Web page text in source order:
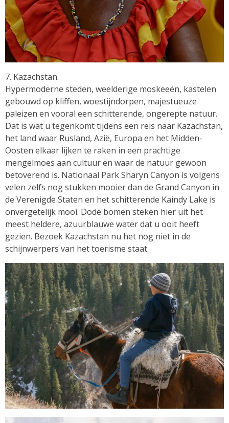
7. Kazachstan.
Hypermoderne steden, weelderige moskeeën, kastelen
gebouwd op kliffen, woestijndorpen, majestueuze
paleizen en vooral een schitterende, ongerepte natuur.
Dat is wat u tegenkomt tijdens een reis naar Kazachstan,
het land waar Rusland, Azië, Europa en het Midden-
Oosten elkaar lijken te raken in een prachtige
mengelmoes aan cultuur en waar de natuur gewoon
betoverend is. Nationaal Park Sharyn Canyon is volgens
velen zelfs nog stukken mooier dan de Grand Canyon in
de Verenigde Staten en het schitterende Kaindy Lake is
onvergetelijk mooi. Dode bomen steken hier uit het
meest heldere, azuurblauwe water dat u ooit heeft
gezien. Bezoek Kazachstan nu het nog niet in de
schijnwerpers van het toerisme staat.